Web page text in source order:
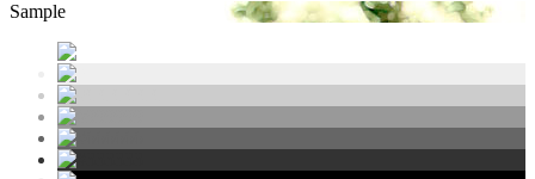
Sample